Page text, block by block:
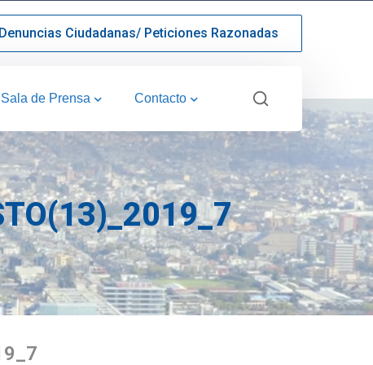
Denuncias Ciudadanas/ Peticiones Razonadas
Sala de Prensa Contacto